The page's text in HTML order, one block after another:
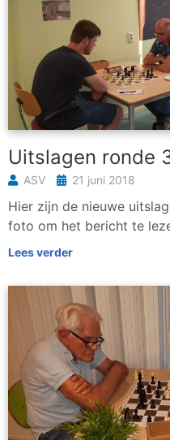
Uitslagen ronde
ASV 21 juni 2018
Hier zijn de nieuwe
foto om het bericht te
Lees verder